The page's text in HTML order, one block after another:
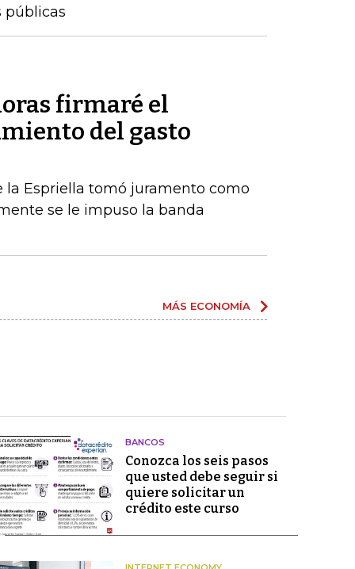
públicas
firmaré el
del gasto
la Espriella tomó juramento como
se le impuso la banda
MÁS ECONOMÍA
BANCOS
Conozca los seis pasos
que usted debe seguir si
quiere solicitar un
crédito este curso